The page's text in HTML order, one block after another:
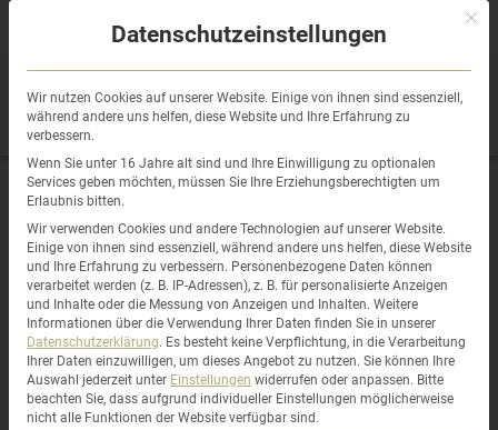
Sprung
Udo Roth
Wir haben Frau Martin für ein Homestaging in
Konstanz gebucht und sind mit dem Ergebnis super
zufrieden.
Weiter so!
Mit
Datenschutzeinstellungen
Wir nutzen Cookies auf unserer Website. Einige von ihnen sind essenziell,
während andere uns helfen, diese Website und Ihre Erfahrung zu
verbessern.
Wenn Sie unter 16 Jahre alt sind und Ihre Einwilligung zu optionalen
Services geben möchten, müssen Sie Ihre Erziehungsberechtigten um
Erlaubnis bitten.
Wir verwenden Cookies und andere Technologien auf unserer Website.
Einige von ihnen sind essenziell, während andere uns helfen, diese Website
und Ihre Erfahrung zu verbessern. Personenbezogene Daten können
verarbeitet werden (z. B. IP-Adressen), z. B. für personalisierte Anzeigen
und Inhalte oder die Messung von Anzeigen und Inhalten. Weitere
Informationen über die Verwendung Ihrer Daten finden Sie in unserer
Datenschutzerklärung. Es besteht keine Verpflichtung, in die Verarbeitung
Ihrer Daten einzuwilligen, um dieses Angebot zu nutzen. Sie können Ihre
Auswahl jederzeit unter Einstellungen widerrufen oder anpassen. Bitte
beachten Sie, dass aufgrund individueller Einstellungen möglicherweise
nicht alle Funktionen der Website verfügbar sind.